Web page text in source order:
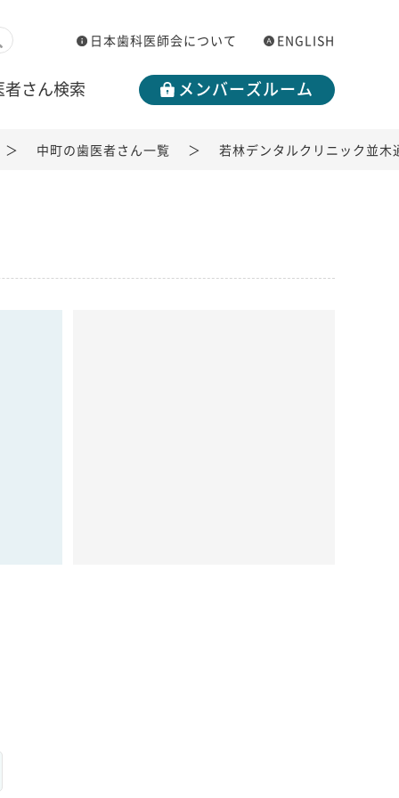
日本歯科医師会について ENGLISH
さん検索 メンバーズルーム
中町の歯医者さん一覧 若林デンタルクリニック並木